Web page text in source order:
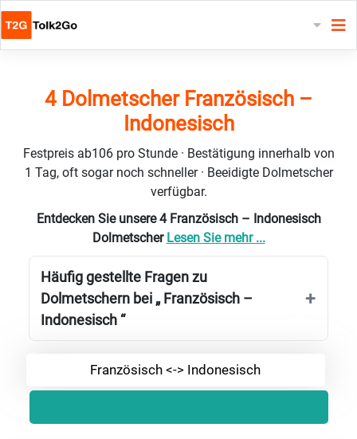
4 Dolmetscher Französisch –
Indonesisch
Festpreis ab106 pro Stunde · Bestätigung innerhalb von
1 Tag, oft sogar noch schneller · Beeidigte Dolmetscher
verfügbar.
Entdecken Sie unsere 4 Französisch – Indonesisch
Dolmetscher Lesen Sie mehr ...
Häufig gestellte Fragen zu
Dolmetschern bei „ Französisch –
Indonesisch “
Französisch <-> Indonesisch